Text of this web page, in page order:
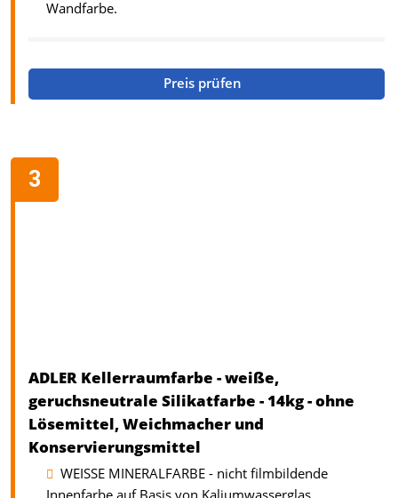
Wandfarbe.
Preis prüfen
ADLER Kellerraumfarbe - weiße,
geruchsneutrale Silikatfarbe - 14kg - ohne
Lösemittel, Weichmacher und
Konservierungsmittel
WEISSE MINERALFARBE - nicht filmbildende